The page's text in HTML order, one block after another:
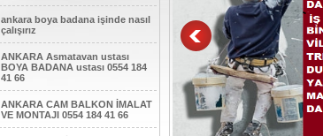
ankara boya badana işinde nasıl
çalışırız
ANKARA Asmatavan ustası
BOYA BADANA ustası 0554 184
41 66
ANKARA CAM BALKON İMALAT
VE MONTAJI 0554 184 41 66